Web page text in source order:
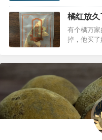
重的不是
高，毕竟
效果好：倒
久的就越
橘红放久
存，化州
有个橘万
掉，他买
果越好，
呢，原来
可以用透